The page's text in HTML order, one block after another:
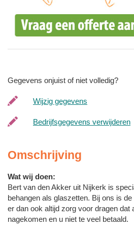
Gegevens onjuist of niet volledig?
Wijzig gegevens
Bedrijfsgegevens verwijderen
Omschrijving
Wat wij doen:
Bert van den Akker uit Nijkerk is
behangen als glaszetten. Bij ons is
er dan ook altijd zorg voor dragen dat
nagekomen en u niet te veel betaald.